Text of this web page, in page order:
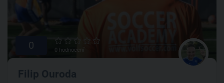
0 0 hodnocení
Filip Ouroda